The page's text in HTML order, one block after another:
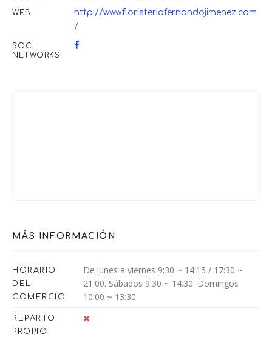
WEB
http://www.floristeriafernandojimenez.com
/
SOC.
NETWORKS
MÁS INFORMACIÓN
HORARIO
DEL
COMERCIO
De lunes a viernes 9:30 ~ 14:15 / 17:30 ~
21:00. Sábados 9:30 ~ 14:30. Domingos
10:00 ~ 13:30
REPARTO
PROPIO